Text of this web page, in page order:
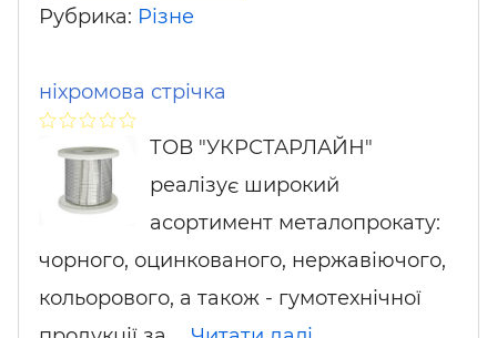
Рубрика: Різне
ніхромова стрічка
ТОВ "УКРСТАРЛАЙН"
реалізує широкий
асортимент металопрокату:
чорного, оцинкованого, нержавіючого,
кольорового, а також - гумотехнічної